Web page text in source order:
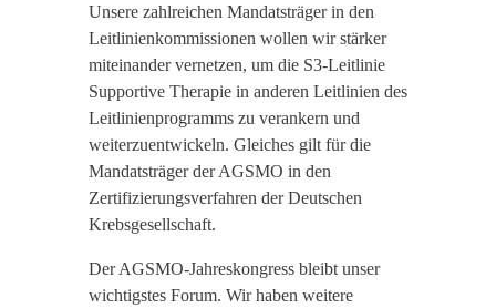
Unsere zahlreichen Mandatsträger in den
Leitlinienkommissionen wollen wir stärker
miteinander vernetzen, um die S3-Leitlinie
Supportive Therapie in anderen Leitlinien des
Leitlinienprogramms zu verankern und
weiterzuentwickeln. Gleiches gilt für die
Mandatsträger der AGSMO in den
Zertifizierungsverfahren der Deutschen
Krebsgesellschaft.
Der AGSMO-Jahreskongress bleibt unser
wichtigstes Forum. Wir haben weitere